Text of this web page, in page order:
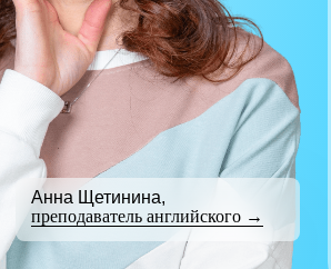
Анна Щетинина,
преподаватель английского →